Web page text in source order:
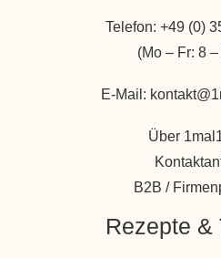
Telefon: +49 (0)
(Mo – Fr: 8
E-Mail:
Über
B2B /
Rezepte &